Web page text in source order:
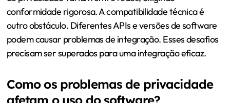
conformidade rigorosa. A compatibilidade técnica é
outro obstáculo. Diferentes APIs e versões de software
podem causar problemas de integração. Esses desafios
precisam ser superados para uma integração eficaz.
Como os problemas de privacidade